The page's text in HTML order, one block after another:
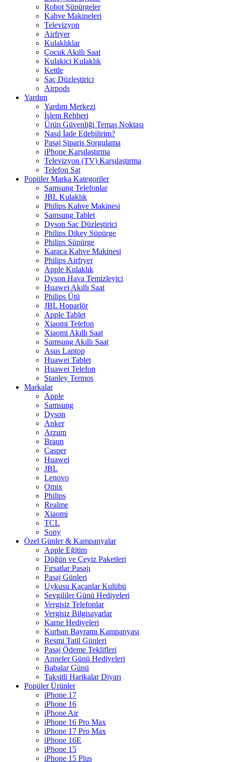
Robot Süpürgeler
Kahve Makineleri
Televizyon
Airfryer
Kulaklıklar
Çocuk Akıllı Saat
Kulakiçi Kulaklık
Kettle
Saç Düzleştirici
Airpods
Yardım
Yardım Merkezi
İşlem Rehberi
Ürün Güvenliği Temas Noktası
Nasıl İade Edebilirim?
Pasaj Sipariş Sorgulama
iPhone Karşılaştırma
Televizyon (TV) Karşılaştırma
Telefon Sat
Popüler Marka Kategoriler
Samsung Telefonlar
JBL Kulaklık
Philips Kahve Makinesi
Samsung Tablet
Dyson Saç Düzleştirici
Philips Dikey Süpürge
Philips Süpürge
Karaca Kahve Makinesi
Philips Airfryer
Apple Kulaklık
Dyson Hava Temizleyici
Huawei Akıllı Saat
Philips Ütü
JBL Hoparlör
Apple Tablet
Xiaomi Telefon
Xiaomi Akıllı Saat
Samsung Akıllı Saat
Asus Laptop
Huawei Tablet
Huawei Telefon
Stanley Termos
Markalar
Apple
Samsung
Dyson
Anker
Arzum
Braun
Casper
Huawei
JBL
Lenovo
Omix
Philips
Realme
Xiaomi
TCL
Sony
Özel Günler & Kampanyalar
Apple Eğitim
Düğün ve Çeyiz Paketleri
Fırsatlar Pasajı
Pasaj Günleri
Uykusu Kaçanlar Kulübü
Sevgililer Günü Hediyeleri
Vergisiz Telefonlar
Vergisiz Bilgisayarlar
Karne Hediyeleri
Kurban Bayramı Kampanyası
Resmi Tatil Günleri
Pasaj Ödeme Teklifleri
Anneler Günü Hediyeleri
Babalar Günü
Taksitli Harikalar Diyarı
Popüler Ürünler
iPhone 17
iPhone 16
iPhone Air
iPhone 16 Pro Max
iPhone 17 Pro Max
iPhone 16E
iPhone 15
iPhone 15 Plus